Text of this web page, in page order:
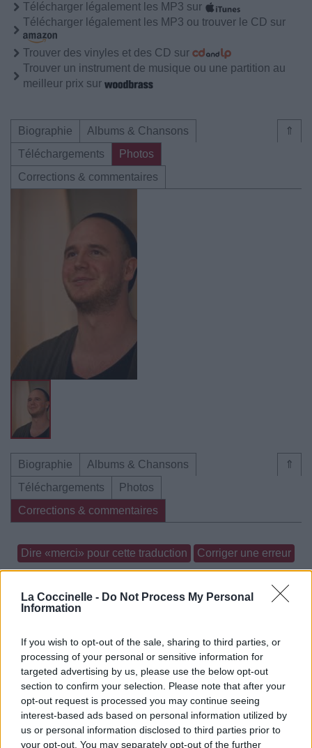
La Coccinelle - Do Not Process My Personal
Information
If you wish to opt-out of the sale, sharing to third parties, or
processing of your personal or sensitive information for
targeted advertising by us, please use the below opt-out
section to confirm your selection. Please note that after your
opt-out request is processed you may continue seeing
interest-based ads based on personal information utilized by
us or personal information disclosed to third parties prior to
your opt-out. You may separately opt-out of the further
Télécharger légalement les MP3 sur
Télécharger légalement les MP3 ou trouver le CD sur
Trouver des vinyles et des CD sur
Trouver un instrument de musique ou une partition au
meilleur prix sur
⇑
Biographie
Albums & Chansons
Téléchargements
Photos
Corrections & commentaires
⇑
Biographie
Albums & Chansons
Téléchargements
Photos
Corrections & commentaires
Dire «merci» pour cette traduction Corriger une erreur